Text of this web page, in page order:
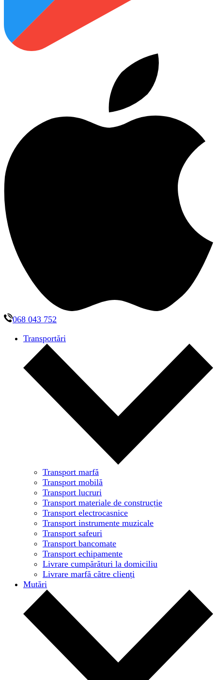
068 043 752
Transportări
Transport marfă
Transport mobilă
Transport lucruri
Transport materiale de construcție
Transport electrocasnice
Transport instrumente muzicale
Transport safeuri
Transport bancomate
Transport echipamente
Livrare cumpărături la domiciliu
Livrare marfă către clienți
Mutări